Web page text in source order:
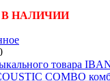
В НАЛИЧИИ